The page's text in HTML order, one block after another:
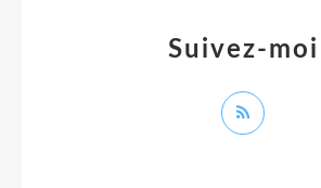
Suivez-moi